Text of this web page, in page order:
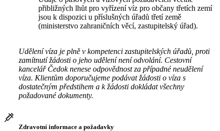
přibližných lhůt pro vyřízení víz pro občany třetích zemí
jsou k dispozici u příslušných úřadů třetí země
(ministerstvo zahraničních věcí, zastupitelský úřad).
Udělení víza je plně v kompetenci zastupitelských úřadů, proti
zamítnutí žádosti o jeho udělení není odvolání. Cestovní
kancelář Čedok nenese odpovědnost za případné neudělení
víza. Klientům doporučujeme podávat žádosti o víza s
dostatečným předstihem a k žádosti dokládat všechny
požadované dokumenty.
Zdravotní informace a požadavky